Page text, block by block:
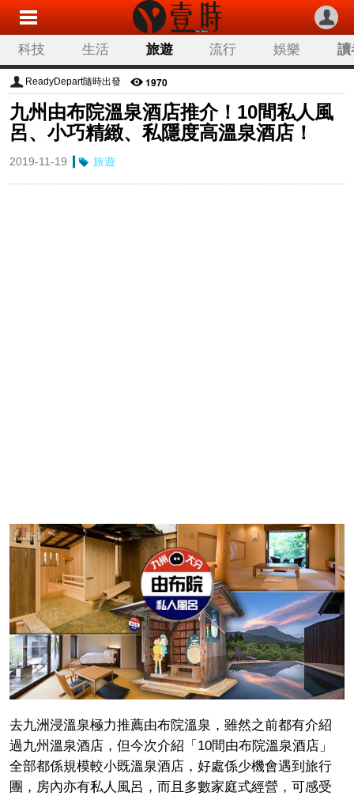
科技 生活 旅遊 流行 娛樂 讀
ReadyDepart隨時出發 1970
九州由布院溫泉酒店推介！10間私人風
呂、小巧精緻、私隱度高溫泉酒店！
2019-11-19 旅遊
去九洲浸溫泉極力推薦由布院溫泉，雖然之前都有介紹
過九州溫泉酒店，但今次介紹「10間由布院溫泉酒店」
全部都係規模較小既溫泉酒店，好處係少機會遇到旅行
團，房內亦有私人風呂，而且多數家庭式經營，可感受